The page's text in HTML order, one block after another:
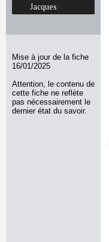
Jacques
Mise à jour de la fiche
16/01/2025
Attention, le contenu de
cette fiche ne reflète
pas nécessairement le
dernier état du savoir.